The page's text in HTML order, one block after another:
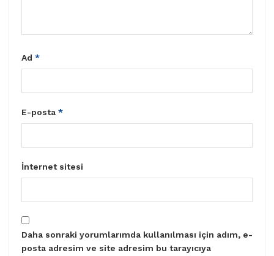
Ad *
E-posta *
İnternet sitesi
Daha sonraki yorumlarımda kullanılması için adım, e-
posta adresim ve site adresim bu tarayıcıya